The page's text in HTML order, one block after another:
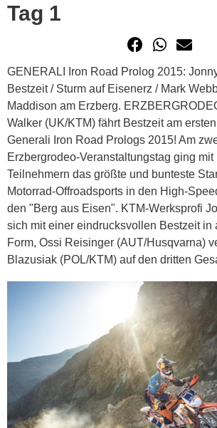
Tag 1
GENERALI Iron Road Prolog 2015:
Bestzeit / Sturm auf Eisenerz / Mark
Maddison am Erzberg.
Walker (UK/KTM) fährt Bestzeit am
Generali Iron Road Prologs 2015! Am
Erzbergrodeo-Veranstaltungstag ging mit
Teilnehmern das größte und bunteste
Motorrad-Offroadsports in den High-
den "Berg aus Eisen". KTM-Werksprofi
sich mit einer eindrucksvollen Bestzeit in
Form, Ossi Reisinger (AUT/Husqvarna)
Blazusiak (POL/KTM) auf den dritten